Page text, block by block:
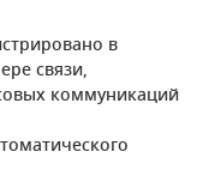
в
связи,
коммуникаций